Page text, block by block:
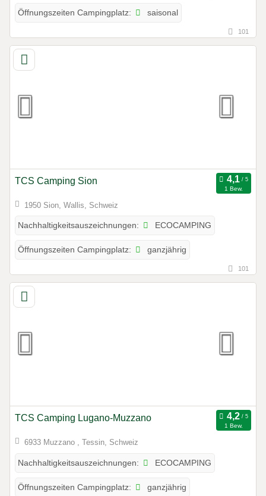
Öffnungszeiten Campingplatz: saisonal
101
TCS Camping Sion
1 Bew.
1950 Sion, Wallis, Schweiz
Nachhaltigkeitsauszeichnungen: ECOCAMPING
Öffnungszeiten Campingplatz: ganzjährig
101
TCS Camping Lugano-Muzzano
1 Bew.
6933 Muzzano , Tessin, Schweiz
Nachhaltigkeitsauszeichnungen: ECOCAMPING
Öffnungszeiten Campingplatz: ganzjährig